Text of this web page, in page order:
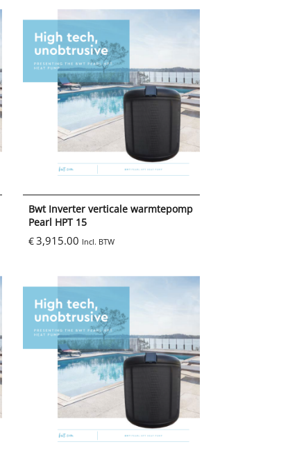
Bwt Inverter verticale warmtepomp
Pearl HPT 15
€3,915.00 Incl. BTW